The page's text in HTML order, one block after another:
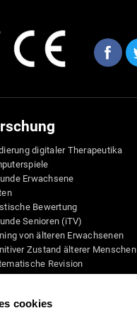
cookies
digitaler Therapeutika
Erwachsene
Bewertung
Senioren (iTV)
von älteren Erwachsenen
Zustand älterer Menschen
Revision